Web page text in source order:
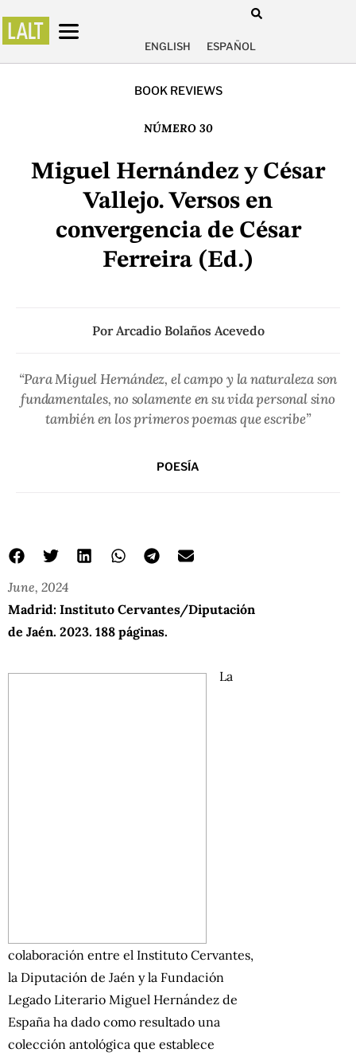
ENGLISH ESPAÑOL
BOOK REVIEWS
NÚMERO 30
Miguel Hernández y César
Vallejo. Versos en
convergencia de César
Ferreira (Ed.)
PorArcadio Bolaños Acevedo
“Para Miguel Hernández, el campo y la naturaleza son
fundamentales, no solamente en su vida personal sino
también en los primeros poemas que escribe”
POESÍA
June, 2024
Madrid: Instituto Cervantes/Diputación
de Jaén. 2023. 188 páginas.
La
colaboración entre el Instituto Cervantes,
la Diputación de Jaén y la Fundación
Legado Literario Miguel Hernández de
España ha dado como resultado una
colección antológica que establece